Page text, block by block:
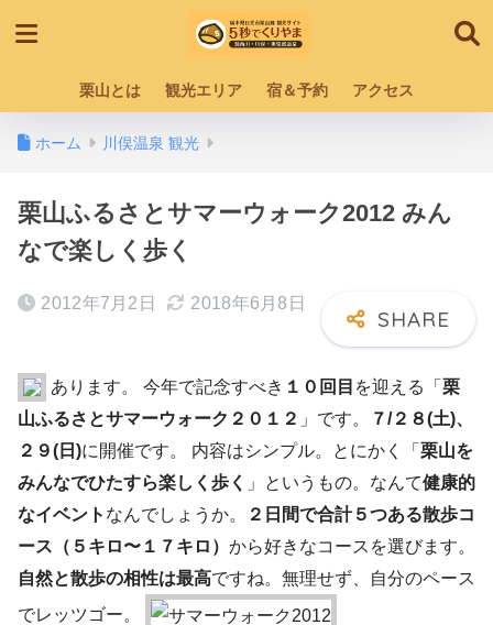
栗山とは 観光エリア 宿＆予約 アクセス
ホーム 川俣温泉 観光
栗山ふるさとサマーウォーク2012 みん
なで楽しく歩く
2012年7月2日 2018年6月8日
あります。 今年で記念すべき １０回目 を迎える「 栗
山ふるさとサマーウォーク２０１２ 」です。
７/２８(土)、
２９(日)に開催です。 内容はシンプル。とにかく「 栗山を
みんなでひたすら楽しく歩く 」というもの。なんて健康的
なイベント なんでしょうか。
２日間で合計５つある散歩コ
ース（５キロ〜１７キロ） から好きなコースを選びます。
自然と散歩の相性は最高ですね。無理せず、自分のペース
でレッツゴー。